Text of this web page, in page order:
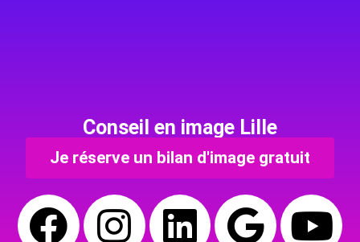
Conseil en image Lille
Je réserve un bilan d'image gratuit